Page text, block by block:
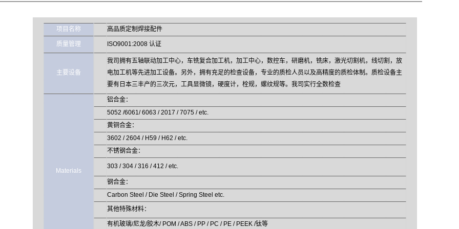
项目名称 高品质定制焊接配件
质量管理 ISO9001:2008 认证
主要设备
我司拥有五轴联动加工中心，车铣复合加工机，加工中心，数控车，研磨机，铣床，激光切割机，线切割，放
电加工机等先进加工设备。另外，拥有充足的检查设备，专业的质检人员以及高精度的质检体制。质检设备主
要有日本三丰产的三次元，工具显微镜，硬度计，栓规，螺纹规等。我司实行全数检查
Materials
铝合金：
5052 /6061/ 6063 / 2017 / 7075 / etc.
黄铜合金：
3602 / 2604 / H59 / H62 / etc.
不锈钢合金：
303 / 304 / 316 / 412 / etc.
钢合金：
Carbon Steel / Die Steel / Spring Steel etc.
其他特殊材料：
有机玻璃/尼龙/胶木/ POM / ABS / PP / PC / PE / PEEK /钛等